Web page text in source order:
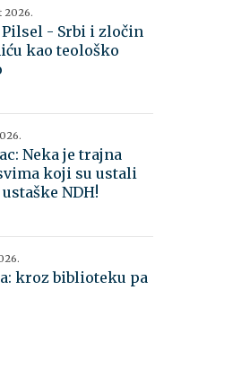
2026.
Pilsel - Srbi i zločin
kao teološko
Neka je trajna
koji su ustali
NDH!
kroz biblioteku pa